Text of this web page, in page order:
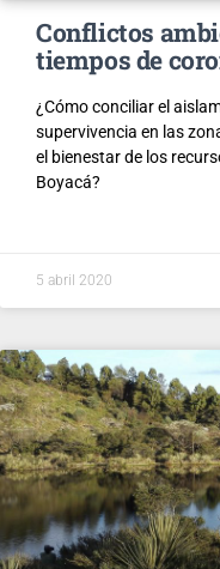
Conflictos
tiempos de
¿Cómo conciliar el
supervivencia en las
el bienestar de los
Boyacá?
5 abril 2020